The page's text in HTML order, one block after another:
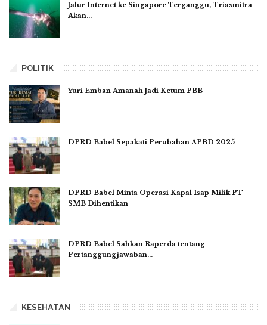
Jalur Internet ke Singapore Terganggu, Triasmitra
Akan…
POLITIK
Yuri Emban Amanah Jadi Ketum PBB
DPRD Babel Sepakati Perubahan APBD 2025
DPRD Babel Minta Operasi Kapal Isap Milik PT
SMB Dihentikan
DPRD Babel Sahkan Raperda tentang
Pertanggungjawaban…
KESEHATAN